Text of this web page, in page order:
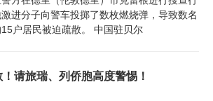
进分子向警车投掷了数枚燃烧弹，导致数名
户居民被迫疏散。 中国驻贝尔
请旅瑞、列侨胞高度警惕！